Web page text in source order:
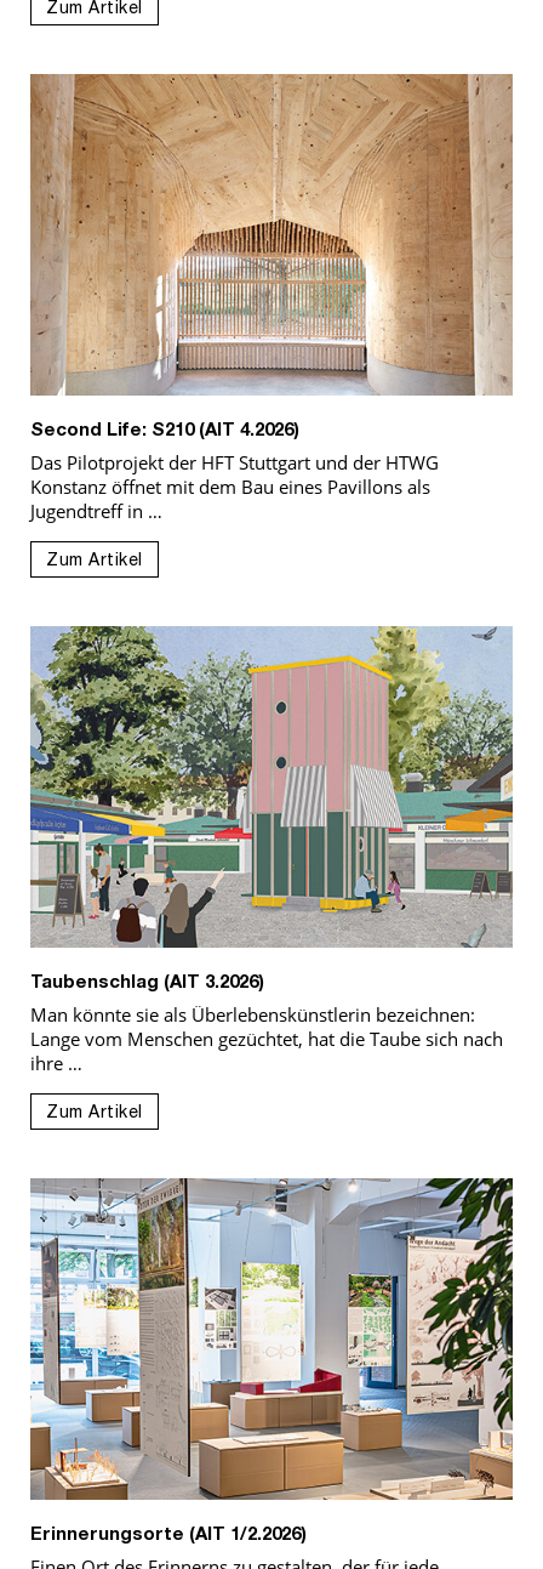
Zum Artikel
Second Life: S210 (AIT 4.2026)
Das Pilotprojekt der HFT Stuttgart und der HTWG
Konstanz öffnet mit dem Bau eines Pavillons als
Jugendtreff in …
Zum Artikel
Taubenschlag (AIT 3.2026)
Man könnte sie als Überlebenskünstlerin bezeichnen:
Lange vom Menschen gezüchtet, hat die Taube sich nach
ihre …
Zum Artikel
Erinnerungsorte (AIT 1/2.2026)